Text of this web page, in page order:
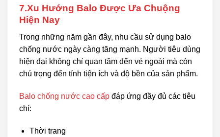
7.Xu Hướng Balo Được Ưa Chuộng
Hiện Nay
Trong những năm gần đây, nhu cầu sử dụng balo
chống nước ngày càng tăng mạnh. Người tiêu dùng
hiện đại không chỉ quan tâm đến vẻ ngoài mà còn
chú trọng đến tính tiện ích và độ bền của sản phẩm.
Balo chống nước cao cấp đáp ứng đầy đủ các tiêu
chí:
Thời trang